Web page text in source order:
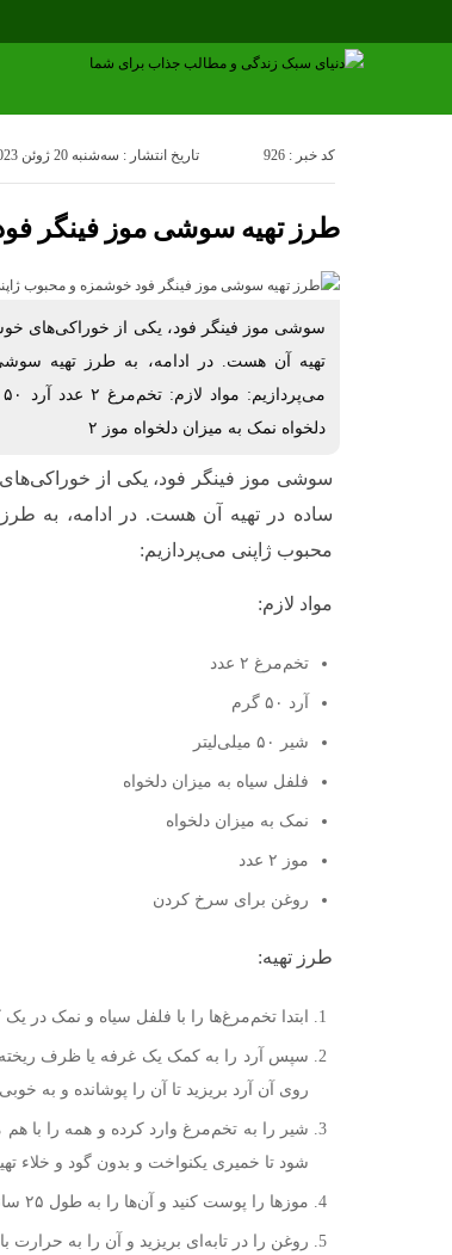
تاریخ انتشار : سه‌شنبه 20 ژوئن 2023 - 14:26 کد خبر : 926
طرز تهیه سوشی موز فینگر
سوشی موز فینگر فود، یکی از خوراکی‌های
تهیه آن هست. در ادامه، به طرز تهیه
دلخواه نمک به میزان دلخواه موز ۲
سوشی موز فینگر فود، یکی از
ساده در تهیه آن هست. در ادامه، به
محبوب ژاپنی می‌پردازیم:
مواد لازم:
تخم‌مرغ ۲ عدد
آرد ۵۰ گرم
شیر ۵۰ میلی‌لیتر
فلفل سیاه به میزان دلخواه
نمک به میزان دلخواه
موز ۲ عدد
روغن برای سرخ کردن
طرز تهیه:
ابتدا تخم‌مرغ‌ها را با فلفل سیاه و نمک در
سپس آرد را به کمک یک غرفه یا ظرف ریخته
روی آن آرد بریزید تا آن را پوشانده و به
شیر را به تخم‌مرغ وارد کرده و همه را با
شود تا خمیری یکنواخت و بدون گود و خلاء
موز‌ها را پوست کنید و آن‌ها را به طول ۲۵ سانتی‌متر و عرض ۲ سانتی‌متر ببرید.
روغن را در تابه‌ای بریزید و آن را به حرارت